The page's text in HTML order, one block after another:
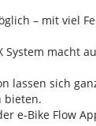
– mit viel
System macht
lassen sich
bieten.
e-Bike Flow